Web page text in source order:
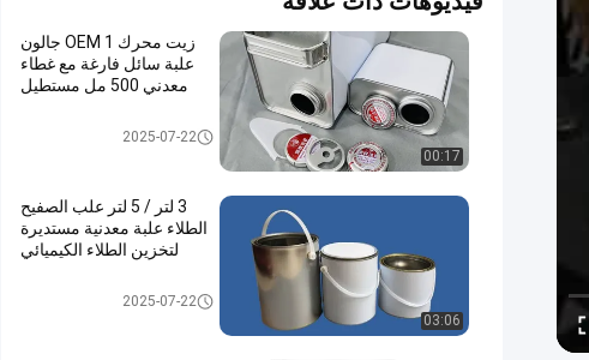
00:17
زيت محرك OEM 1 جالون
علبة سائل فارغة مع غطاء
معدني 500 مل مستطيل
2025-07-22
03:06
3 لتر / 5 لتر علب الصفيح
الطلاء علبة معدنية مستديرة
لتخزين الطلاء الكيميائي
2025-07-22